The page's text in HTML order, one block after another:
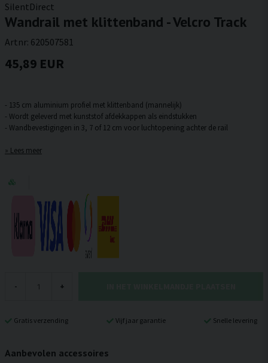
SilentDirect
Wandrail met klittenband - Velcro Track
Artnr: 620507581
45,89 EUR
- 135 cm aluminium profiel met klittenband (mannelijk)
- Wordt geleverd met kunststof afdekkappen als eindstukken
Lees meer
- +
Gratis verzending Vijf jaar garantie Snelle levering
Aanbevolen accessoires